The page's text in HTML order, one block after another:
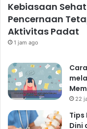
Kebiasaan
Pencernaan
Aktivitas Padat
1 jam ago
22
Tips
Dini